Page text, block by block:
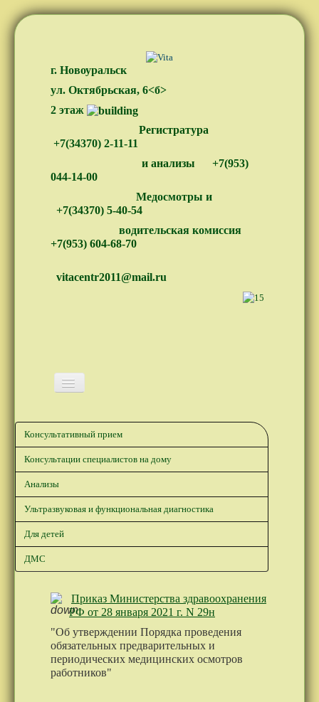
г. Новоуральск
ул. Октябрьская, 6<б>
2 этаж
Регистратура
+7(34370) 2-11-11
и анализы
+7(953)
044-14-00
Медосмотры и
+7(34370) 5-40-54
водительская комиссия
+7(953) 604-68-70
vitacentr2011@mail.ru
СПЕЦИАЛИСТЫ
ГРАФИК РАБОТЫ
НОВОСТИ
ВОДИТЕЛЯМ
ВОЗВРАТ НДФЛ
ПАМЯТКИ
Консультативный прием
Консультации специалистов на дому
Анализы
Ультразвуковая и функциональная диагностика
Для детей
ДМС
Приказ Министерства здравоохранения
РФ от 28 января 2021 г. N 29н
"Об утверждении Порядка проведения
обязательных предварительных и
периодических медицинских осмотров
работников"